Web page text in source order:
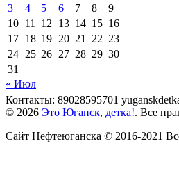
3 4 5 6 7 8
9
10 11 12 13 14 15 16
17 18 19 20 21 22 23
24 25 26 27 28 29 30
31
« Июл
Контакты: 89028595701
© 2026 Это Юганск, детка!. Все
Сайт Нефтеюганска © 2016-2021